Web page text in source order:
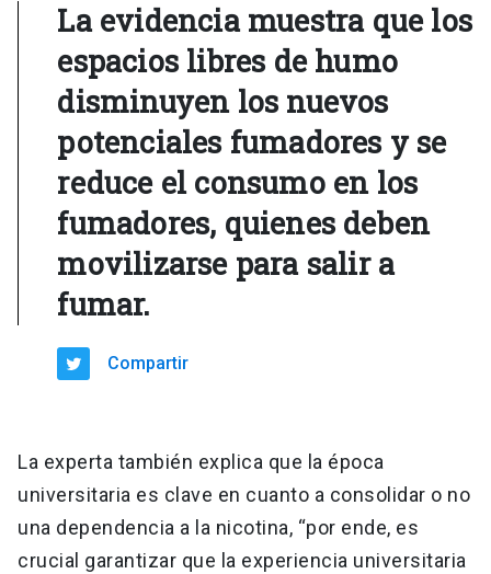
La evidencia muestra que los
espacios libres de humo
disminuyen los nuevos
potenciales fumadores y se
reduce el consumo en los
fumadores, quienes deben
movilizarse para salir a
fumar.
Compartir
La experta también explica que la época
universitaria es clave en cuanto a consolidar o no
una dependencia a la nicotina, “por ende, es
crucial garantizar que la experiencia universitaria